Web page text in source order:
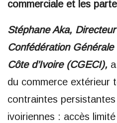
commerciale et les
Stéphane Aka,
Confédération
Côte d’Ivoire (CGECI),
du commerce extérieur
contraintes
ivoiriennes : accès